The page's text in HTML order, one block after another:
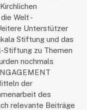
Welt -
Unterstützer
Stiftung und das
Stiftung zu Themen
nochmals
der
des
relevante Beiträge